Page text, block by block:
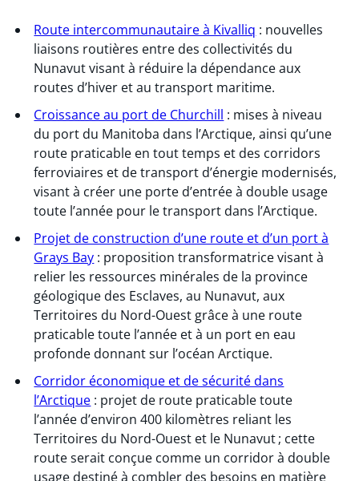
Route intercommunautaire à Kivalliq : nouvelles
liaisons routières entre des collectivités du
Nunavut visant à réduire la dépendance aux
routes d’hiver et au transport maritime.
Croissance au port de Churchill : mises à niveau
du port du Manitoba dans l’Arctique, ainsi qu’une
route praticable en tout temps et des corridors
ferroviaires et de transport d’énergie modernisés,
visant à créer une porte d’entrée à double usage
toute l’année pour le transport dans l’Arctique.
Projet de construction d’une route et d’un port à
Grays Bay : proposition transformatrice visant à
relier les ressources minérales de la province
géologique des Esclaves, au Nunavut, aux
Territoires du Nord-Ouest grâce à une route
praticable toute l’année et à un port en eau
profonde donnant sur l’océan Arctique.
Corridor économique et de sécurité dans
l’Arctique : projet de route praticable toute
l’année d’environ 400 kilomètres reliant les
Territoires du Nord-Ouest et le Nunavut ; cette
route serait conçue comme un corridor à double
usage destiné à combler des besoins en matière